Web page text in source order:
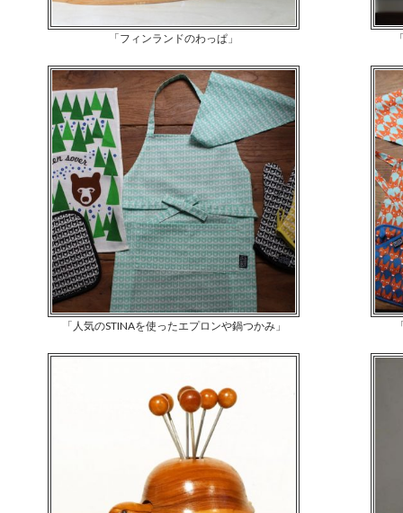
「フィンランドのわっぱ」
「人気のSTINAを使ったエプロンや鍋つかみ」